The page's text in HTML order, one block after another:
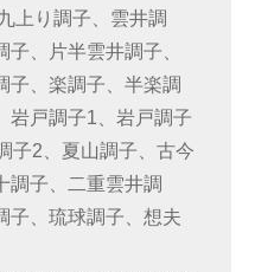
上り調子、雲井調
、片半雲井調子、
子、楽調子、半楽調
岩戸調子1、岩戸調子
子2、夏山調子、古今
調子、二重雲井調
子、琉球調子、想夫